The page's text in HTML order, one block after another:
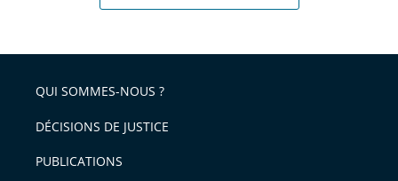
QUI SOMMES-NOUS ?
DÉCISIONS DE JUSTICE
PUBLICATIONS